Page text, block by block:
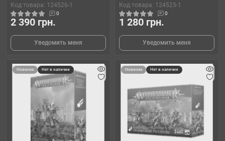
Код товара: 124526-1
0
2 390 грн.
Уведомить меня
Код товара: 124525-1
0
1 280 грн.
Уведомить меня
Новинка Нет в наличии Новинка Нет в наличии